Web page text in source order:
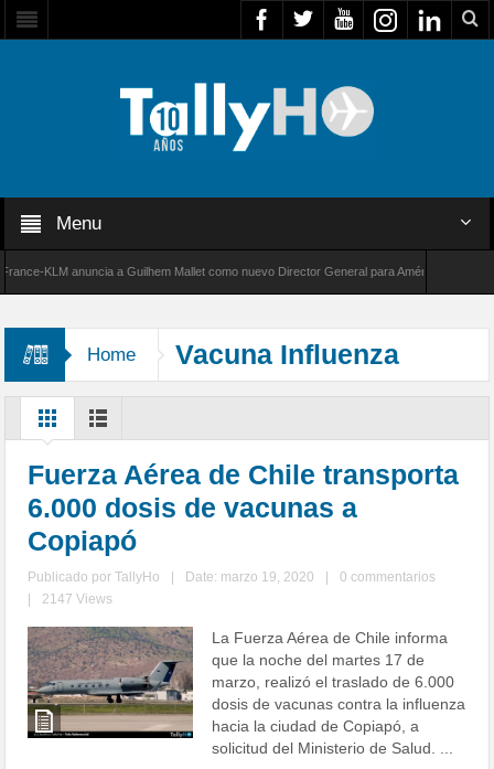
Menu
KLM anuncia a Guilhem Mallet como nuevo Director General para América Latina
Home Vacuna Influenza
Fuerza Aérea de Chile transporta
6.000 dosis de vacunas a
Copiapó
Publicado porTallyHo Date: marzo 19, 2020
0 commentarios
2147 Views
La Fuerza Aérea de Chile informa
que la noche del martes 17 de
marzo, realizó el traslado de 6.000
dosis de vacunas contra la influenza
hacia la ciudad de Copiapó, a
solicitud del Ministerio de Salud. ...